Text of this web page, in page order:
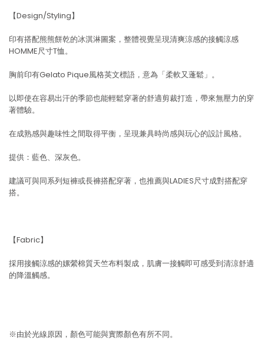
【Design/Styling】
印有搭配熊熊餅乾的冰淇淋圖案，整體視覺呈現清爽涼感的接觸涼感
HOMME尺寸T恤。
胸前印有Gelato Pique風格英文標語，意為「柔軟又蓬鬆」。
以即使在容易出汗的季節也能輕鬆穿著的舒適剪裁打造，帶來無壓力的穿
著體驗。
在成熟感與趣味性之間取得平衡，呈現兼具時尚感與玩心的設計風格。
提供：藍色、深灰色。
建議可與同系列短褲或長褲搭配穿著，也推薦與LADIES尺寸成對搭配穿
搭。
【Fabric】
採用接觸涼感的嫘縈棉質天竺布料製成，肌膚一接觸即可感受到清涼舒適
的降溫觸感。
※由於光線原因，顏色可能與實際顏色有所不同。